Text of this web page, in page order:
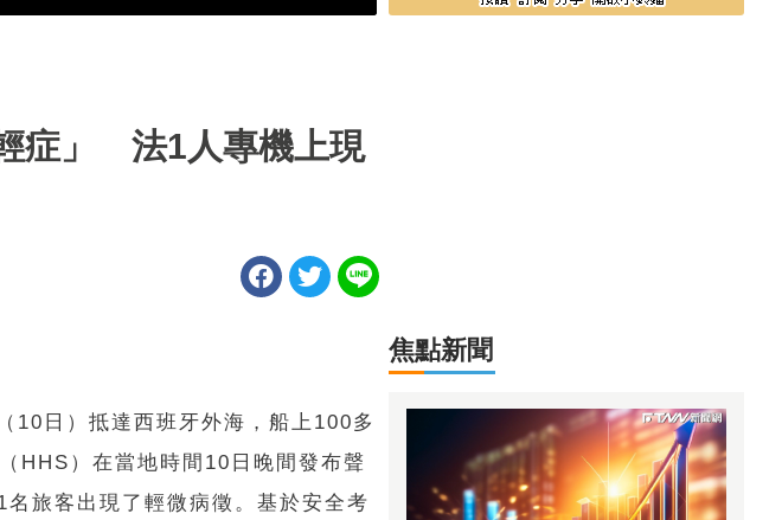
症」 法1人專機上現
10日）抵達西班牙外海，船上100多
HHS）在當地時間10日晚間發布聲
旅客出現了輕微病徵。基於安全考
焦點新聞